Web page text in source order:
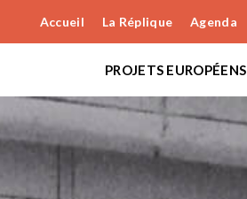
Accueil La Réplique Agenda
PROJETS EUROPÉENS